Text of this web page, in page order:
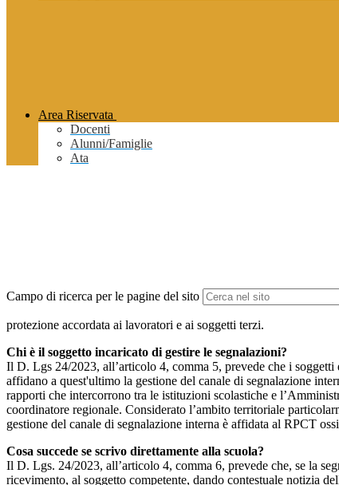
Area Riservata
Docenti
Alunni/Famiglie
Ata
Campo di ricerca per le pagine del sito
protezione accordata ai lavoratori e ai soggetti terzi.
Chi è il soggetto incaricato di gestire le segnalazioni?
Il D. Lgs 24/2023, all’articolo 4, comma 5, prevede che i
affidano a quest'ultimo la gestione del canale di segnalazione
rapporti che intercorrono tra le istituzioni scolastiche e
coordinatore regionale. Considerato l’ambito territoriale
gestione del canale di segnalazione interna è affidata al RPCT
Cosa succede se scrivo direttamente alla scuola?
Il D. Lgs. 24/2023, all’articolo 4, comma 6, prevede che, se la
ricevimento, al soggetto competente, dando contestuale notizia